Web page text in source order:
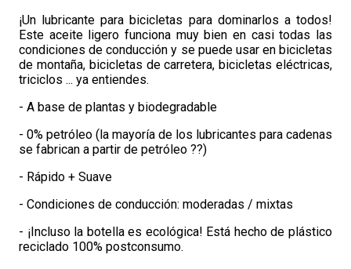
¡Un lubricante para bicicletas para dominarlos a todos!
Este aceite ligero funciona muy bien en casi todas las
condiciones de conducción y se puede usar en bicicletas
de montaña, bicicletas de carretera, bicicletas eléctricas,
triciclos ... ya entiendes.
- A base de plantas y biodegradable
- 0% petróleo (la mayoría de los lubricantes para cadenas
se fabrican a partir de petróleo ??)
- Rápido + Suave
- Condiciones de conducción: moderadas / mixtas
- ¡Incluso la botella es ecológica! Está hecho de plástico
reciclado 100% postconsumo.